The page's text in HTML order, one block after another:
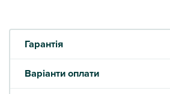
Гарантія
Варіанти оплати